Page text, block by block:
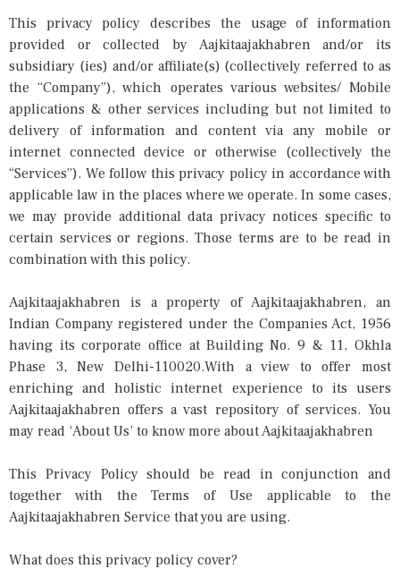
This privacy policy describes the usage of information
provided or collected by Aajkitaajakhabren and/or its
subsidiary (ies) and/or affiliate(s) (collectively referred to as
the “Company”), which operates various websites/ Mobile
applications & other services including but not limited to
delivery of information and content via any mobile or
internet connected device or otherwise (collectively the
“Services”). We follow this privacy policy in accordance with
applicable law in the places where we operate. In some cases,
we may provide additional data privacy notices specific to
certain services or regions. Those terms are to be read in
combination with this policy.
Aajkitaajakhabren is a property of Aajkitaajakhabren, an
Indian Company registered under the Companies Act, 1956
having its corporate office at Building No. 9 & 11, Okhla
Phase 3, New Delhi-110020.With a view to offer most
enriching and holistic internet experience to its users
Aajkitaajakhabren offers a vast repository of services. You
may read ‘About Us’ to know more about Aajkitaajakhabren
This Privacy Policy should be read in conjunction and
together with the Terms of Use applicable to the
Aajkitaajakhabren Service that you are using.
What does this privacy policy cover?